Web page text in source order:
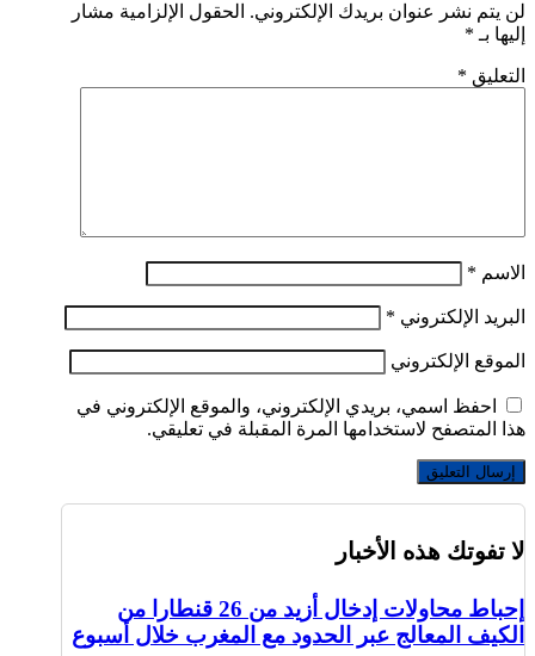
لن يتم نشر عنوان بريدك الإلكتروني. الحقول الإلزامية مشار
إليها بـ *
التعليق *
الاسم *
البريد الإلكتروني *
الموقع الإلكتروني
احفظ اسمي، بريدي الإلكتروني، والموقع الإلكتروني في
هذا المتصفح لاستخدامها المرة المقبلة في تعليقي.
لا تفوتك هذه الأخبار
إحباط محاولات إدخال أزيد من 26 قنطارا من
الكيف المعالج عبر الحدود مع المغرب خلال أسبوع